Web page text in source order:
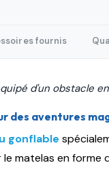
fournis
d'un obstacle
des aventures
gonflable
matelas en forme